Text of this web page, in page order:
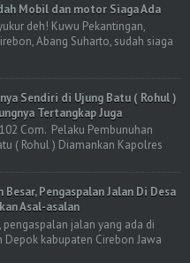
Mobil dan motor Siaga Ada
deh! Kuwu Pekantingan,
Abang Suharto, sudah siaga
Sendiri di Ujung Batu ( Rohul )
Tertangkap Juga
Com. Pelaku Pembunuhan
( Rohul ) Diamankan Kapolres
Pengaspalan Jalan Di Desa
Asal-asalan
pengaspalan jalan yang ada di
Depok kabupaten Cirebon Jawa